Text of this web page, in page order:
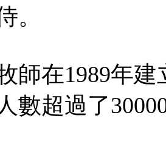
。
師在1989年
數超過了